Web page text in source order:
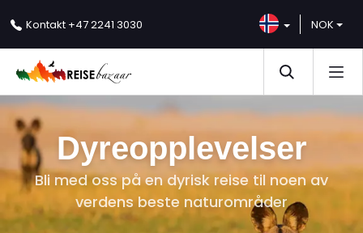
Kontakt +47 2241 3030 NOK
Dyreopplevelser
Bli med oss på en dyrisk reise til noen av
verdens beste naturområder